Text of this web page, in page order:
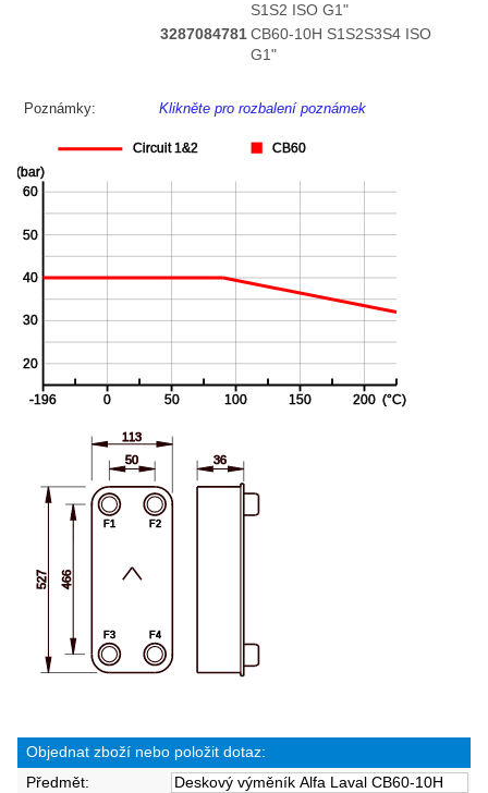
S1S2 ISO G1"
3287084781 CB60-10H S1S2S3S4 ISO
G1"
Poznámky: Klikněte pro rozbalení poznámek
Objednat zboží nebo položit dotaz:
Předmět: